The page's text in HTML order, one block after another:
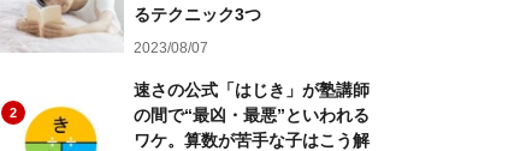
るテクニック3つ
2023/08/07
2
速さの公式「はじき」が塾講師
の間で“最凶・最悪”といわれる
ワケ。算数が苦手な子はこう解